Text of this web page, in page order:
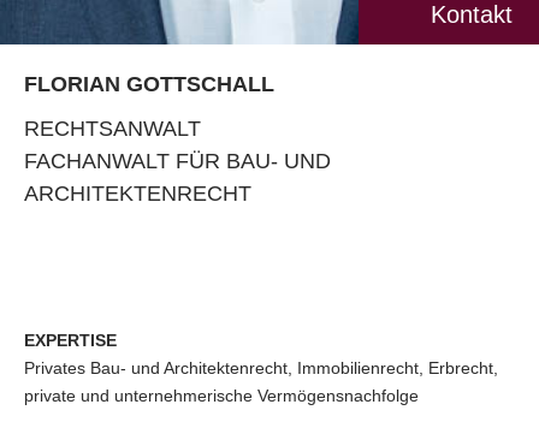
Kontakt
FLORIAN GOTTSCHALL
RECHTSANWALT
FACHANWALT FÜR BAU- UND
ARCHITEKTENRECHT
EXPERTISE
Privates Bau- und Architektenrecht, Immobilienrecht, Erbrecht,
private und unternehmerische Vermögensnachfolge